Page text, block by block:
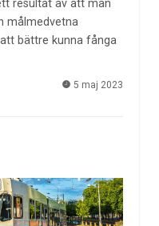
resultat av att man
målmedvetna
bättre kunna fånga
5 maj 2023